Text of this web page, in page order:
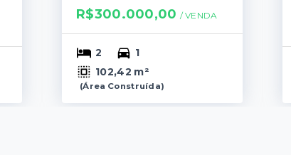
R$300.000,00 / VENDA
2
1
102,42 m²
(Área Construída)